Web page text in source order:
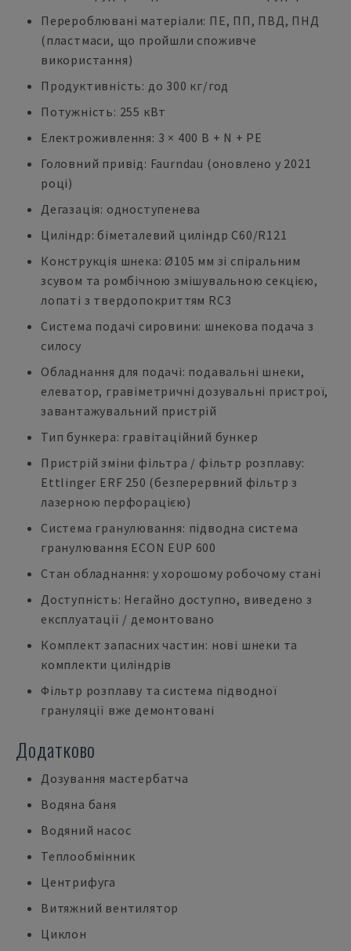
Перероблювані матеріали: ПЕ, ПП, ПВД, ПНД
(пластмаси, що пройшли споживче
використання)
Продуктивність: до 300 кг/год
Потужність: 255 кВт
Електроживлення: 3 × 400 В + N + PE
Головний привід: Faurndau (оновлено у 2021
році)
Дегазація: одноступенева
Циліндр: біметалевий циліндр C60/R121
Конструкція шнека: Ø105 мм зі спіральним
зсувом та ромбічною змішувальною секцією,
лопаті з твердопокриттям RC3
Система подачі сировини: шнекова подача з
силосу
Обладнання для подачі: подавальні шнеки,
елеватор, гравіметричні дозувальні пристрої,
завантажувальний пристрій
Тип бункера: гравітаційний бункер
Пристрій зміни фільтра / фільтр розплаву:
Ettlinger ERF 250 (безперервний фільтр з
лазерною перфорацією)
Система гранулювання: підводна система
гранулювання ECON EUP 600
Стан обладнання: у хорошому робочому стані
Доступність: Негайно доступно, виведено з
експлуатації / демонтовано
Комплект запасних частин: нові шнеки та
комплекти циліндрів
Фільтр розплаву та система підводної
грануляції вже демонтовані
Додатково
Дозування мастербатча
Водяна баня
Водяний насос
Теплообмінник
Центрифуга
Витяжний вентилятор
Циклон